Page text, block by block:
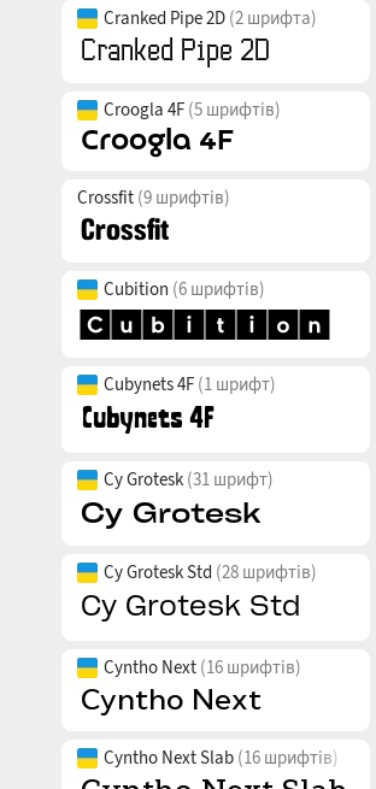
Cranked Pipe 2D (2 шрифта)
Croogla 4F (5 шрифтів)
Crossfit (9 шрифтів)
Cubition (6 шрифтів)
Cubynets 4F (1 шрифт)
Cy Grotesk (31 шрифт)
Cy Grotesk Std (28 шрифтів)
Cyntho Next (16 шрифтів)
Cyntho Next Slab (16 шрифтів)